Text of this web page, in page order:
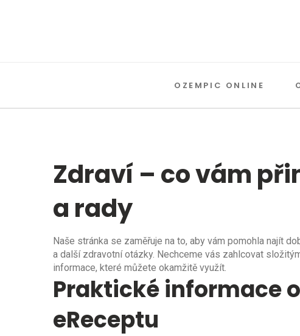
OZEMPIC ONLINE
Zdraví – co vám
a rady
Naše stránka se zaměřuje na to, aby vám pomohla najít
a další zdravotní otázky. Nechceme vás zahlcovat
informace, které můžete okamžitě využít.
Praktické informace
eReceptu